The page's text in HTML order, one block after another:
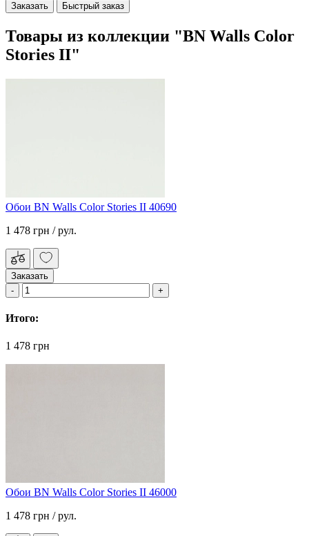
Заказать Быстрый заказ
Товары из коллекции "BN Walls Color
Stories II"
Обои BN Walls Color Stories II 40690
1 478 грн / рул.
Заказать
Итого:
1 478 грн
Обои BN Walls Color Stories II 46000
1 478 грн / рул.